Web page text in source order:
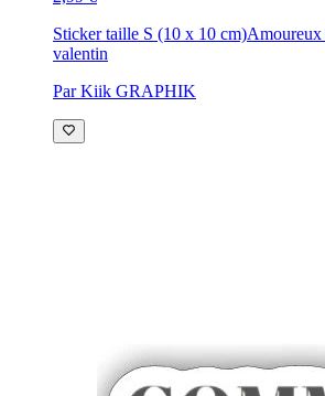
Sticker taille S (10 x 10 cm)Amoureux
valentin
Par Kiik GRAPHIK